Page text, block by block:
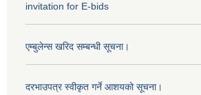
invitation for E-bids
एम्बुलेन्स खरिद सम्बन्धी सूचना।
दरभाउपत्र स्वीकृत गर्ने आशयको सूचना।